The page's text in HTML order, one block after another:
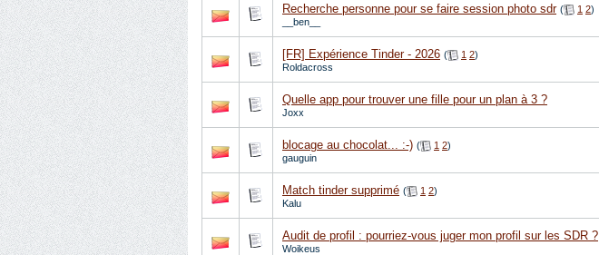
Recherche personne pour se faire session photo sdr ( 1 2)
__ben__
[FR] Expérience Tinder - 2026 ( 1 2)
Roldacross
Quelle app pour trouver une fille pour un plan à 3 ?
Joxx
blocage au chocolat... :-) ( 1 2)
gauguin
Match tinder supprimé ( 1 2)
Kalu
Audit de profil : pourriez-vous juger mon profil sur les SDR ?
Woikeus